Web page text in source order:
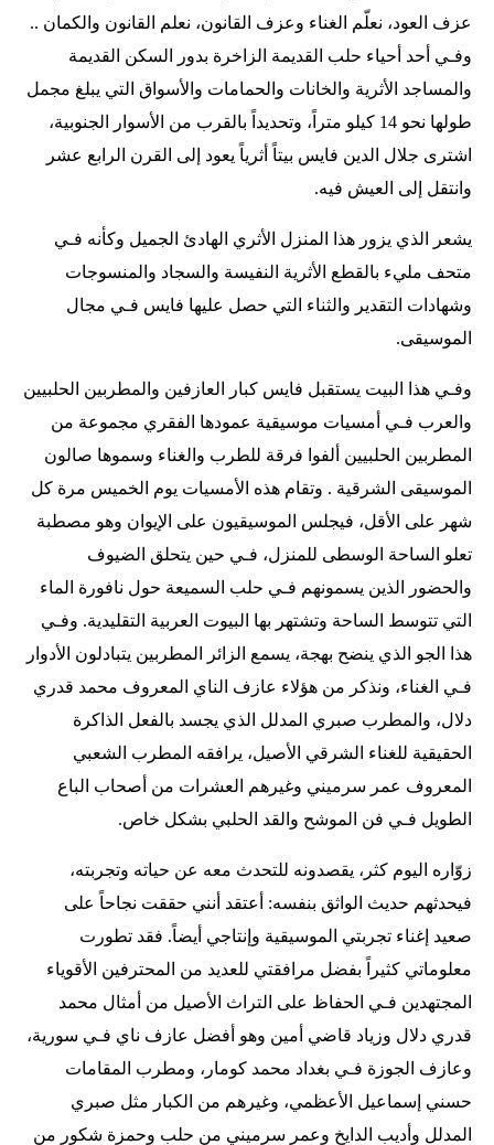
عزف العود، نعلّم الغناء وعزف القانون، نعلم القانون والكمان ..
وفـي أحد أحياء حلب القديمة الزاخرة بدور السكن القديمة
والمساجد الأثرية والخانات والحمامات والأسواق التي يبلغ مجمل
طولها نحو 14 كيلو متراً، وتحديداً بالقرب من الأسوار الجنوبية،
اشترى جلال الدين فايس بيتاً أثرياً يعود إلى القرن الرابع عشر
وانتقل إلى العيش فيه.
يشعر الذي يزور هذا المنزل الأثري الهادئ الجميل وكأنه فـي
متحف مليء بالقطع الأثرية النفيسة والسجاد والمنسوجات
وشهادات التقدير والثناء التي حصل عليها فايس فـي مجال
الموسيقى.
وفـي هذا البيت يستقبل فايس كبار العازفين والمطربين الحلبيين
والعرب فـي أمسيات موسيقية عمودها الفقري مجموعة من
المطربين الحلبيين ألفوا فرقة للطرب والغناء وسموها صالون
الموسيقى الشرقية . وتقام هذه الأمسيات يوم الخميس مرة كل
شهر على الأقل، فيجلس الموسيقيون على الإيوان وهو مصطبة
تعلو الساحة الوسطى للمنزل، فـي حين يتحلق الضيوف
والحضور الذين يسمونهم فـي حلب السميعة حول نافورة الماء
التي تتوسط الساحة وتشتهر بها البيوت العربية التقليدية. وفـي
هذا الجو الذي ينضح بهجة، يسمع الزائر المطربين يتبادلون الأدوار
فـي الغناء، ونذكر من هؤلاء عازف الناي المعروف محمد قدري
دلال، والمطرب صبري المدلل الذي يجسد بالفعل الذاكرة
الحقيقية للغناء الشرقي الأصيل، يرافقه المطرب الشعبي
المعروف عمر سرميني وغيرهم العشرات من أصحاب الباع
الطويل فـي فن الموشح والقد الحلبي بشكل خاص.
زوّاره اليوم كثر، يقصدونه للتحدث معه عن حياته وتجربته،
فيحدثهم حديث الواثق بنفسه: أعتقد أنني حققت نجاحاً على
صعيد إغناء تجربتي الموسيقية وإنتاجي أيضاً. فقد تطورت
معلوماتي كثيراً بفضل مرافقتي للعديد من المحترفين الأقوياء
المجتهدين فـي الحفاظ على التراث الأصيل من أمثال محمد
قدري دلال وزياد قاضي أمين وهو أفضل عازف ناي فـي سورية،
وعازف الجوزة فـي بغداد محمد كومار، ومطرب المقامات
حسني إسماعيل الأعظمي، وغيرهم من الكبار مثل صبري
المدلل وأديب الدايخ وعمر سرميني من حلب وحمزة شكور من